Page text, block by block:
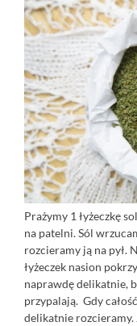
Prażymy 1 łyżeczkę
na patelni. Sól
rozcieramy ją na pył.
łyżeczek nasion
naprawdę delikatnie,
przypalają. Gdy
delikatnie rozcieramy.